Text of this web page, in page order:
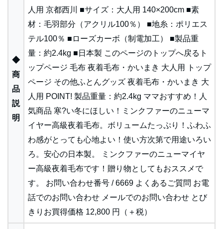
◆
商
品
説
明
人用 京都西川 ■サイズ：大人用 140×200cm ■素
材：毛羽部分（アクリル100％） ■地糸：ポリエス
テル100％ ■ローズカーボ（制電加工） ■製品重
量：約2.4kg ■日本製 このページのトップへ戻るト
ップページ 毛布 夜着毛布・かいまき 大人用 トップ
ページ その他ふとんグッズ 夜着毛布・かいまき 大
人用 POINT! 製品重量：約2.4kg ママおすすめ！人
気商品 寒?い冬にほしい！ミンクファーのニューマ
イヤー高級夜着毛布。ボリュームたっぷり！ふわふ
わ感がとっても心地よい！使い方次第で用途いろい
ろ。安心の日本製。 ミンクファーのニューマイヤ
ー高級夜着毛布です！贈り物としてもおススメで
す。 お問い合わせ番号 / 6669 よくあるご質問 お電
話でのお問い合わせ メールでのお問い合わせ とび
きりお買得価格 12,800 円（＋税）